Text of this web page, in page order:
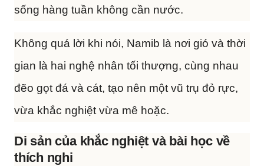
sống hàng tuần không cần nước.
Không quá lời khi nói, Namib là nơi gió và thời
gian là hai nghệ nhân tối thượng, cùng nhau
đẽo gọt đá và cát, tạo nên một vũ trụ đỏ rực,
vừa khắc nghiệt vừa mê hoặc.
Di sản của khắc nghiệt và bài học về
thích nghi